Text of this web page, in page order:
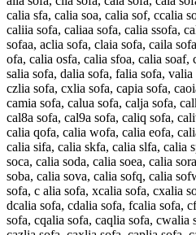
calia sfa, calia soa, calia sof, ccalia
caliia sofa, caliaa sofa, calia ssofa,
sofaa, aclia sofa, claia sofa, caila
ofa, calia osfa, calia sfoa, calia soaf,
salia sofa, dalia sofa, falia sofa,
czlia sofa, cxlia sofa, capia sofa,
camia sofa, calua sofa, calja sofa,
cal8a sofa, cal9a sofa, caliq sofa,
calia qofa, calia wofa, calia eofa,
calia sifa, calia skfa, calia slfa, calia
soca, calia soda, calia soea, calia
soba, calia sova, calia sofq, calia
sofa, c alia sofa, xcalia sofa, cxalia
dcalia sofa, cdalia sofa, fcalia sofa,
sofa, cqalia sofa, caqlia sofa, cwalia